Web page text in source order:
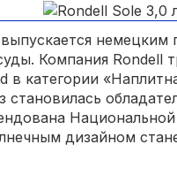
немецким
Компания Rondell
в категории
дизайном